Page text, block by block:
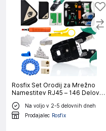
Rosfix Set Orodij za Mrežno
Namestitev RJ45 – 146 Delov,
Tester, Krone Nož, Klešče, Etui
| UTP/FTP/STP
Na voljo v 2-5 delovnih dneh
Prodajalec Rosfix